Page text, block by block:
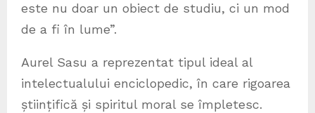
este nu doar un obiect de studiu, ci un mod
de a fi în lume”.
Aurel Sasu a reprezentat tipul ideal al
intelectualului enciclopedic, în care rigoarea
științifică și spiritul moral se împletesc.